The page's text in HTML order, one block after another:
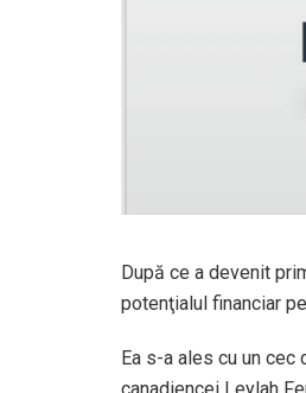
După ce a devenit
potenţialul financiar
Ea s-a ales cu un
canadiencei Leylah